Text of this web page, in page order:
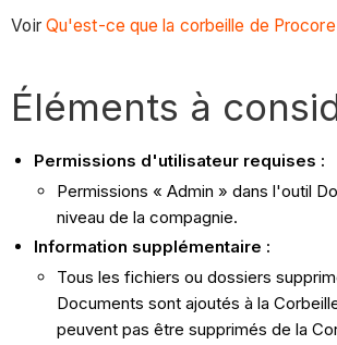
Voir Qu'est-ce que la corbeille de Procore
Éléments à
Permissions d'utilisateur requises :
Permissions « Admin » dans l'outil
niveau de la compagnie.
Information supplémentaire :
Tous les fichiers ou dossiers
Documents sont ajoutés à la
peuvent pas être supprimés de la